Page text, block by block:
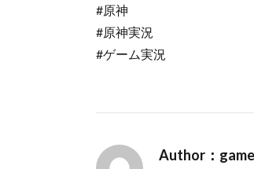
#原神
#原神実況
#ゲーム実況
Author：